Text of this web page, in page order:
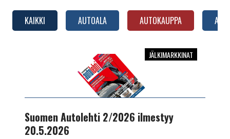
KAIKKI AUTOALA AUTOKAUPPA
ilmestyy
JÄLKIMARKKINAT
Suomen Autolehti 2/2026 ilmestyy
20.5.2026